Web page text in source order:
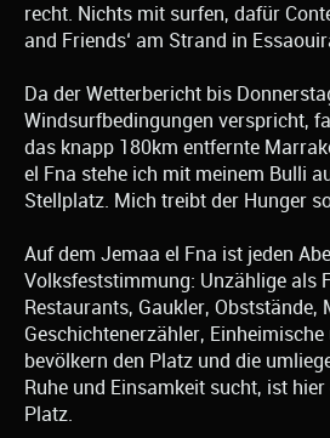
recht. Nichts mit surfen, dafür
and Friends‘ am Strand in
Da der Wetterbericht bis
Windsurfbedingungen verspricht,
das knapp 180km entfernte
el Fna stehe ich mit meinem Bulli
Stellplatz. Mich treibt der Hunger
Auf dem Jemaa el Fna ist jeden
Volksfeststimmung: Unzählige als
Restaurants, Gaukler, Obststände,
Geschichtenerzähler,
bevölkern den Platz und die
Ruhe und Einsamkeit sucht, ist
Platz.